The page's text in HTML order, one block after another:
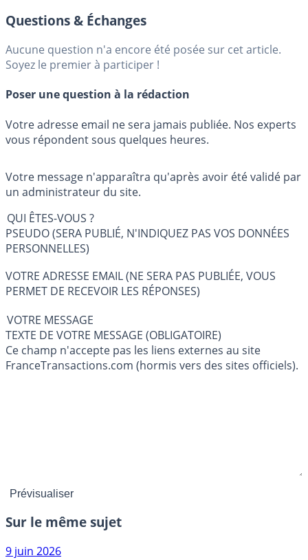
Questions & Échanges
Aucune question n'a encore été posée sur cet article.
Soyez le premier à participer !
Poser une question à la rédaction
Votre adresse email ne sera jamais publiée. Nos experts
vous répondent sous quelques heures.
Votre message n'apparaîtra qu'après avoir été validé par
un administrateur du site.
QUI ÊTES-VOUS ?
PSEUDO (SERA PUBLIÉ, N'INDIQUEZ PAS VOS DONNÉES
PERSONNELLES)
VOTRE ADRESSE EMAIL (NE SERA PAS PUBLIÉE, VOUS
PERMET DE RECEVOIR LES RÉPONSES)
VOTRE MESSAGE
TEXTE DE VOTRE MESSAGE (OBLIGATOIRE)
Ce champ n'accepte pas les liens externes au site
FranceTransactions.com (hormis vers des sites officiels).
Sur le même sujet